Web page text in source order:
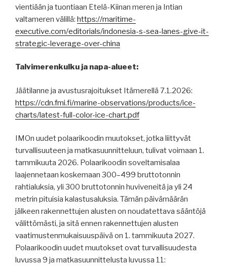
vientiään ja tuontiaan Etelä-Kiinan meren ja Intian
valtameren välillä: https://maritime-
executive.com/editorials/indonesia-s-sea-lanes-give-it-
strategic-leverage-over-china
Talvimerenkulku ja napa-alueet:
Jäätilanne ja avustusrajoitukset Itämerellä 7.1.2026:
https://cdn.fmi.fi/marine-observations/products/ice-
charts/latest-full-color-ice-chart.pdf
IMOn uudet polaarikoodin muutokset, jotka liittyvät
turvallisuuteen ja matkasuunnitteluun, tulivat voimaan 1.
tammikuuta 2026. Polaarikoodin soveltamisalaa
laajennetaan koskemaan 300–499 bruttotonnin
rahtialuksia, yli 300 bruttotonnin huviveneitä ja yli 24
metrin pituisia kalastusaluksia. Tämän päivämäärän
jälkeen rakennettujen alusten on noudatettava sääntöjä
välittömästi, ja sitä ennen rakennettujen alusten
vaatimustenmukaisuuspäivä on 1. tammikuuta 2027.
Polaarikoodin uudet muutokset ovat turvallisuudesta
luvussa 9 ja matkasuunnittelusta luvussa 11: